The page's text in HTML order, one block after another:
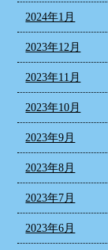
2024年1月
2023年12月
2023年11月
2023年10月
2023年9月
2023年8月
2023年7月
2023年6月